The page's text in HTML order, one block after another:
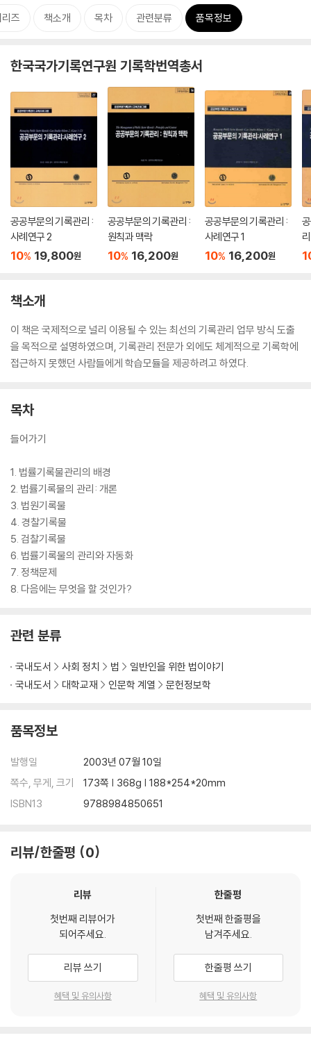
즈 책소개 목차 관련분류 품목정보
한국국가기록연구원 기록학번역총서
공공부문의 기록관리 :
사례연구 2
10% 19,800원
공공부문의 기록관리 :
원칙과 맥락
10% 16,200원
공공부문의 기록관리 :
사례연구 1
10% 16,200원
리
책소개
이 책은 국제적으로 널리 이용될 수 있는 최선의 기록관리 업무 방식 도출
을 목적으로 설명하였으며, 기록관리 전문가 외에도 체계적으로 기록학에
접근하지 못했던 사람들에게 학습모듈을 제공하려고 하였다.
목차
들어가기
1. 법률기록물관리의 배경
2. 법률기록물의 관리: 개론
3. 법원기록물
4. 경찰기록물
5. 검찰기록물
6. 법률기록물의 관리와 자동화
7. 정책문제
8. 다음에는 무엇을 할 것인가?
관련 분류
국내도서 사회 정치 법
일반인을 위한 법이야기
국내도서
대학교재 인문학 계열 문헌정보학
품목정보
발행일
2003년 07월 10일
쪽수, 무게, 크기
173쪽 | 368g | 188*254*20mm
ISBN13
9788984850651
리뷰/한줄평 0
리뷰
첫번째 리뷰어가
되어주세요.
리뷰 쓰기
혜택 및 유의사항
한줄평
첫번째 한줄평을
남겨주세요.
한줄평 쓰기
혜택 및 유의사항